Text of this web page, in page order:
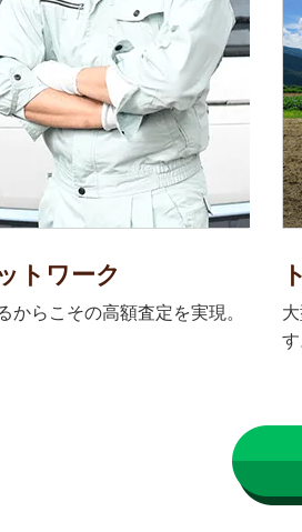
トワーク
からこその高額査定を実現。